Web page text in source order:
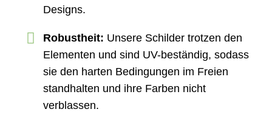
Designs.
Robustheit: Unsere Schilder trotzen den
Elementen und sind UV-beständig, sodass
sie den harten Bedingungen im Freien
standhalten und ihre Farben nicht
verblassen.